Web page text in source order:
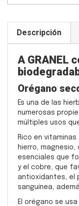
Descripción
A GRANEL
Orégano
Es una de las
numerosas
múltiples usos
Rico en
hierro,
esenciales que
y el cobre, que
antioxidantes, el
sanguínea,
El orégano se